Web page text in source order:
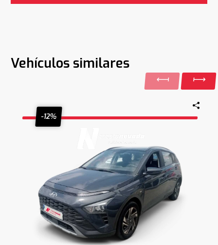
Vehículos similares
-12%